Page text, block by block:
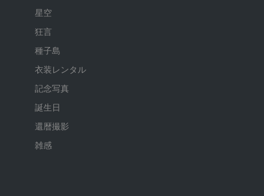
星空
狂言
種子島
衣装レンタル
記念写真
誕生日
還暦撮影
雑感